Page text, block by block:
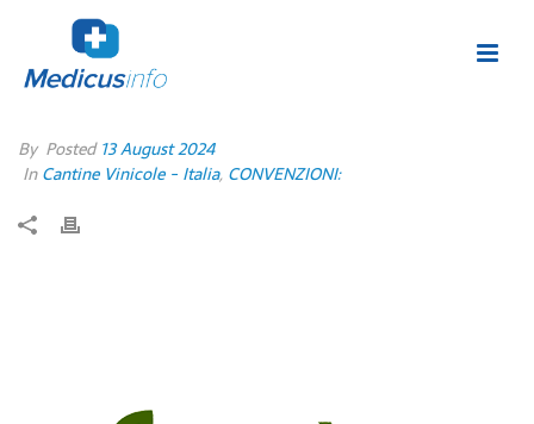
By Posted13 August 2024
InCantine Vinicole - Italia, CONVENZIONI: